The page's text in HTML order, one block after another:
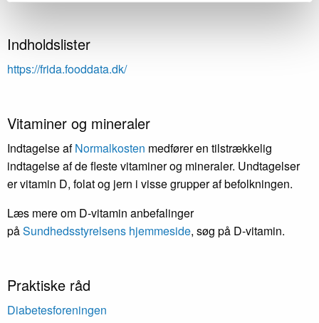
Indholdslister
https://frida.fooddata.dk/
Vitaminer og mineraler
Indtagelse afNormalkosten medfører en tilstrækkelig
indtagelse af de fleste vitaminer og mineraler. Undtagelser
er vitamin D, folat og jern i visse grupper af befolkningen.
Læs mere om D-vitamin anbefalinger
påSundhedsstyrelsens hjemmeside, søg på D-vitamin.
Praktiske råd
Diabetesforeningen